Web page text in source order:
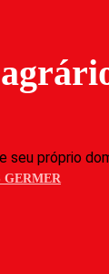
próprio
GERMER